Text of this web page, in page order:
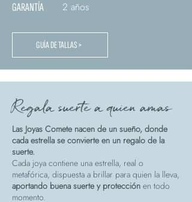
GARANTÍA 2 años
GUÍA DE TALLAS >
Regala suerte a quien amas
Las Joyas Comete nacen de un sueño, donde
cada estrella se convierte en un regalo de la
suerte.
Cada joya contiene una estrella, real o
metafórica, dispuesta a brillar para quien la lleva,
aportando buena suerte y protección en todo
momento.